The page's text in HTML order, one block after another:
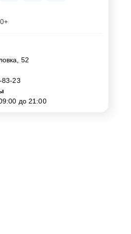
52
83-23
до 21:00